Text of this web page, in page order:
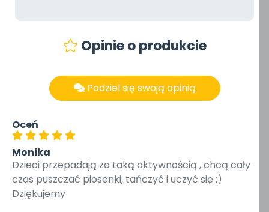
Opinie o produkcie
Podziel się swoją opinią
Oceń
Monika
Dzieci przepadają za taką aktywnością , chcą cały
czas puszczać piosenki, tańczyć i uczyć się :)
Dziękujemy